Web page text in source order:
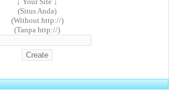
(Situs Anda)
(Without http://)
(Tanpa http://)